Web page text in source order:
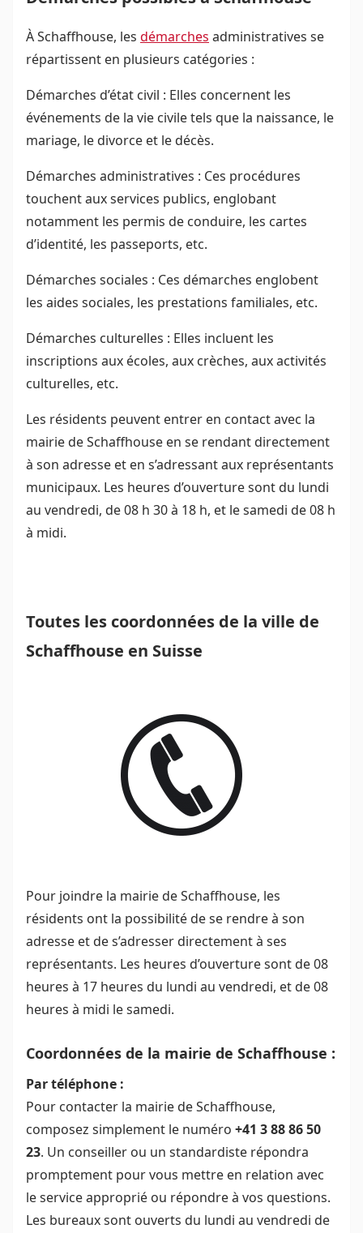
À Schaffhouse, les démarches administratives se
répartissent en plusieurs catégories :
Démarches d’état civil : Elles concernent les
événements de la vie civile tels que la naissance, le
mariage, le divorce et le décès.
Démarches administratives : Ces procédures
touchent aux services publics, englobant
notamment les permis de conduire, les cartes
d’identité, les passeports, etc.
Démarches sociales : Ces démarches englobent
les aides sociales, les prestations familiales, etc.
Démarches culturelles : Elles incluent les
inscriptions aux écoles, aux crèches, aux activités
culturelles, etc.
Les résidents peuvent entrer en contact avec la
mairie de Schaffhouse en se rendant directement
à son adresse et en s’adressant aux représentants
municipaux. Les heures d’ouverture sont du lundi
au vendredi, de 08 h 30 à 18 h, et le samedi de 08 h
à midi.
Toutes les coordonnées de la ville de
Schaffhouse en Suisse
Pour joindre la mairie de Schaffhouse, les
résidents ont la possibilité de se rendre à son
adresse et de s’adresser directement à ses
représentants. Les heures d’ouverture sont de 08
heures à 17 heures du lundi au vendredi, et de 08
heures à midi le samedi.
Coordonnées de la mairie de Schaffhouse :
Par téléphone :
Pour contacter la mairie de Schaffhouse,
composez simplement le numéro +41 3 88 86 50
23. Un conseiller ou un standardiste répondra
promptement pour vous mettre en relation avec
le service approprié ou répondre à vos questions.
Les bureaux sont ouverts du lundi au vendredi de